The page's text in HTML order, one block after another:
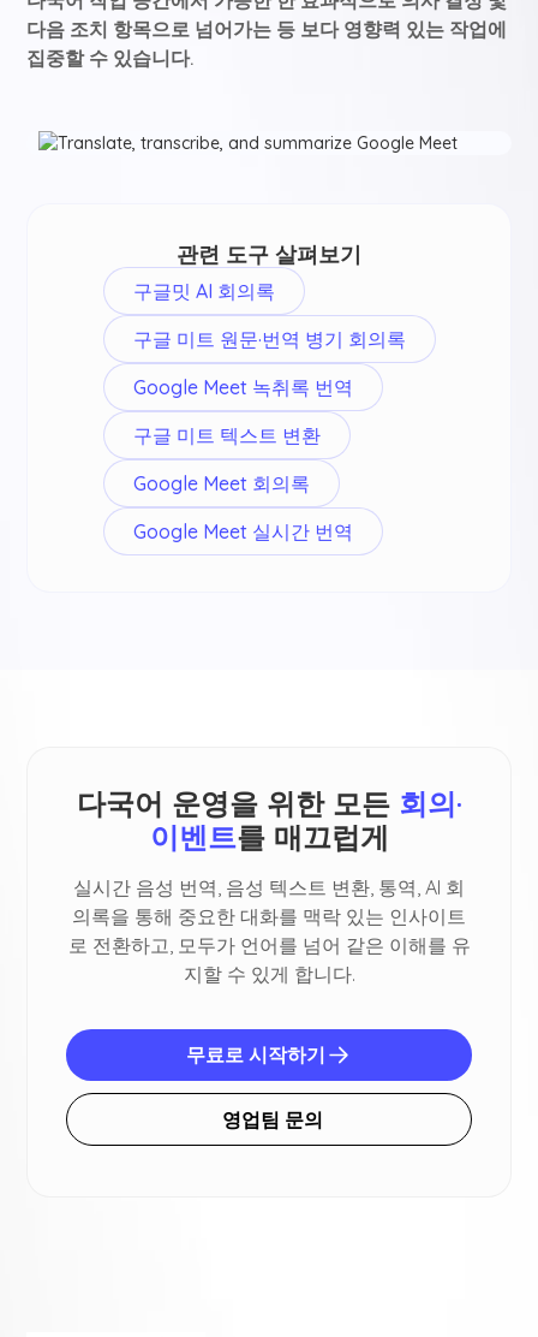
다음 조치 항목으로 넘어가는 등 보다 영향력 있는 작업에
집중할 수 있습니다.
관련 도구 살펴보기
구글밋 AI 회의록
구글 미트 원문·번역 병기 회의록
Google Meet 녹취록 번역
구글 미트 텍스트 변환
Google Meet 회의록
Google Meet 실시간 번역
다국어 운영을 위한 모든 회의·
이벤트를 매끄럽게
실시간 음성 번역, 음성 텍스트 변환, 통역, AI 회
의록을 통해 중요한 대화를 맥락 있는 인사이트
로 전환하고, 모두가 언어를 넘어 같은 이해를 유
지할 수 있게 합니다.
무료로 시작하기
영업팀 문의